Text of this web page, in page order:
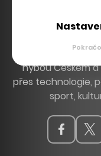
Hlavní zdroj
hýbou Českem
přes technologie,
sport,